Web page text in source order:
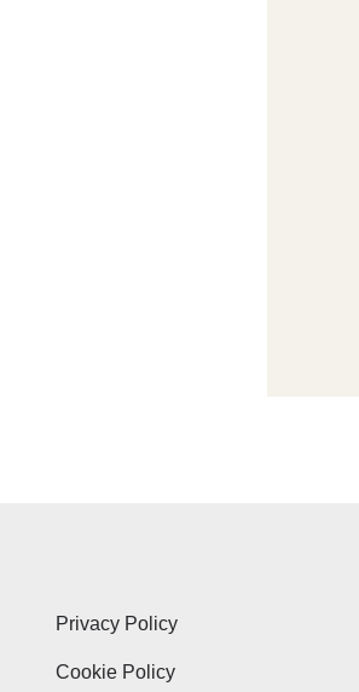
Privacy Policy
Cookie Policy